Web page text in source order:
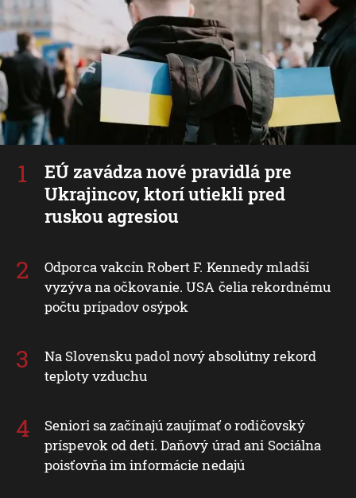
EÚ zavádza nové pravidlá pre
Ukrajincov, ktorí utiekli pred
ruskou agresiou
Odporca vakcín Robert F. Kennedy mladší
vyzýva na očkovanie. USA čelia rekordnému
počtu prípadov osýpok
Na Slovensku padol nový absolútny rekord
teploty vzduchu
Seniori sa začínajú zaujímať o rodičovský
príspevok od detí. Daňový úrad ani Sociálna
poisťovňa im informácie nedajú